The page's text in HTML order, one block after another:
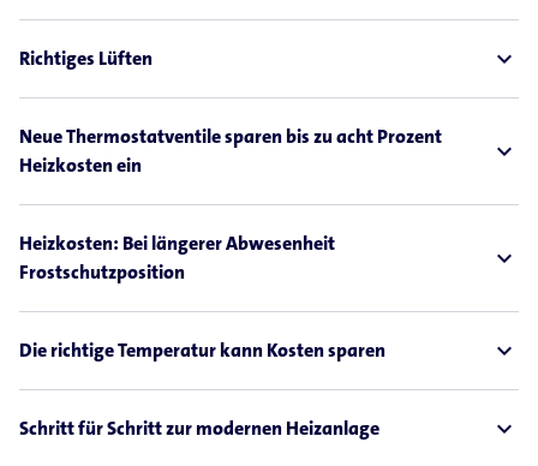
Richtiges Lüften expand_less
Neue Thermostatventile sparen bis zu acht Prozent
Heizkosten ein
expand_less
Heizkosten: Bei längerer Abwesenheit
Frostschutzposition
expand_less
Die richtige Temperatur kann Kosten sparen expand_less
Schritt für Schritt zur modernen Heizanlage expand_less